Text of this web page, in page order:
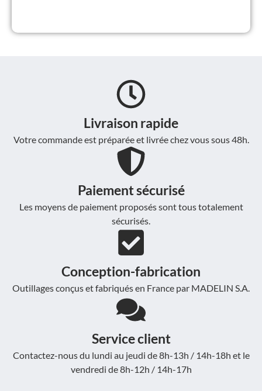
Livraison rapide
Votre commande est préparée et livrée chez vous sous 48h.
Paiement sécurisé
Les moyens de paiement proposés sont tous totalement
sécurisés.
Conception-fabrication
Outillages conçus et fabriqués en France par MADELIN S.A.
Service client
Contactez-nous du lundi au jeudi de 8h-13h / 14h-18h et le
vendredi de 8h-12h / 14h-17h